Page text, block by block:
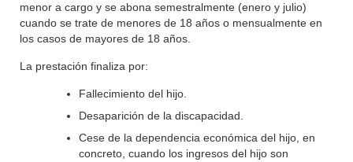
menor a cargo y se abona semestralmente (enero y julio)
cuando se trate de menores de 18 años o mensualmente en
los casos de mayores de 18 años.
La prestación finaliza por:
Fallecimiento del hijo.
Desaparición de la discapacidad.
Cese de la dependencia económica del hijo, en
concreto, cuando los ingresos del hijo son